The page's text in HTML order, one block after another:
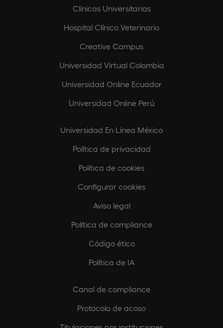
Clínicas Universitarias
Hospital Clínico Veterinario
Creative Campus
Universidad Virtual Colombia
Universidad Online Ecuador
Universidad Online Perú
Universidad En Línea México
Política de privacidad
Política de cookies
Configurar cookies
Aviso legal
Política de compliance
Código ético
Política de IA
Canal de compliance
Protocolo de acoso